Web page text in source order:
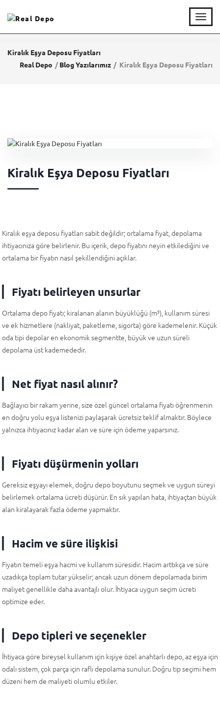
T
o
e
Kiralık Eşya Deposu Fiyatları
Real Depo
Blog Yazılarımız Kiralık Eşya Deposu Fiyatları
Kiralık Eşya Deposu Fiyatları
Kiralık eşya deposu fiyatları sabit değildir; ortalama fiyat, depolama
ihtiyacınıza göre belirlenir. Bu içerik, depo fiyatını neyin etkilediğini ve
ortalama bir fiyatın nasıl şekillendiğini açıklar.
Fiyatı belirleyen unsurlar
Ortalama depo fiyatı; kiralanan alanın büyüklüğü (m³), kullanım süresi
ve ek hizmetlere (nakliyat, paketleme, sigorta) göre kademelenir. Küçük
oda tipi depolar en ekonomik segmentte, büyük ve uzun süreli
depolama üst kademededir.
Net fiyat nasıl alınır?
Bağlayıcı bir rakam yerine, size özel güncel ortalama fiyatı öğrenmenin
en doğru yolu eşya listenizi paylaşarak ücretsiz teklif almaktır. Böylece
yalnızca ihtiyacınız kadar alan ve süre için ödeme yaparsınız.
Fiyatı düşürmenin yolları
Gereksiz eşyayı elemek, doğru depo boyutunu seçmek ve uygun süreyi
belirlemek ortalama ücreti düşürür. En sık yapılan hata, ihtiyaçtan büyük
alan kiralayarak fazla ödeme yapmaktır.
Hacim ve süre ilişkisi
Fiyatın temeli eşya hacmi ve kullanım süresidir. Hacim arttıkça ve süre
uzadıkça toplam tutar yükselir; ancak uzun dönem depolamada birim
maliyet genellikle daha avantajlı olur. İhtiyaca uygun seçim ücreti
optimize eder.
Depo tipleri ve seçenekler
İhtiyaca göre bireysel kullanım için kişiye özel anahtarlı depo, az eşya için
odalı sistem, çok parça için raflı depolama sunulur. Doğru tip seçimi hem
düzeni hem de maliyeti olumlu etkiler.